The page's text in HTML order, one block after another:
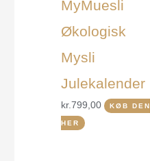
MyMuesli
Økologisk
Mysli
Julekalender
kr.799,00 KØB DEN
HER